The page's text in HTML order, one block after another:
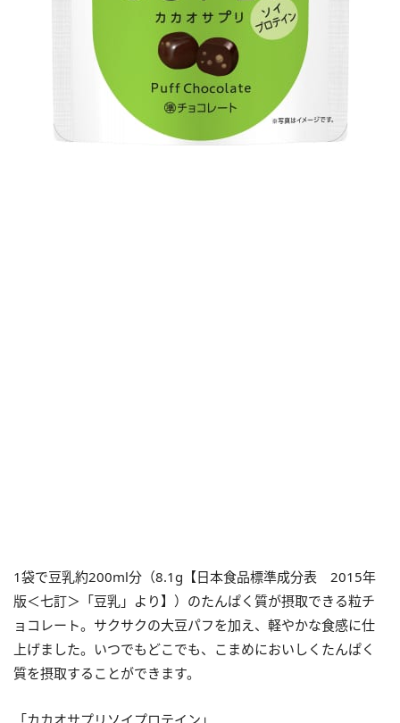
1袋で豆乳約200ml分（8.1g【日本食品標準成分表 2015年
版＜七訂＞「豆乳」より】）のたんぱく質が摂取できる粒チ
ョコレート。サクサクの大豆パフを加え、軽やかな食感に仕
上げました。いつでもどこでも、こまめにおいしくたんぱく
質を摂取することができます。
「カカオサプリソイプロテイン」